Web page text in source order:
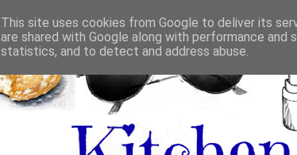
This site uses cookies from Google to deliver its
are shared with Google along with performance
statistics, and to detect and address abuse.